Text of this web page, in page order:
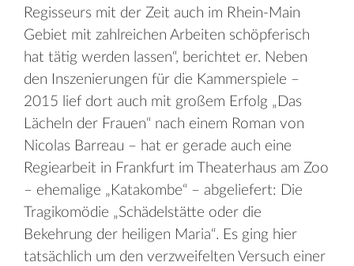
Regisseurs mit der Zeit auch im Rhein-Main
Gebiet mit zahlreichen Arbeiten schöpferisch
hat tätig werden lassen“, berichtet er. Neben
den Inszenierungen für die Kammerspiele –
2015 lief dort auch mit großem Erfolg „Das
Lächeln der Frauen“ nach einem Roman von
Nicolas Barreau – hat er gerade auch eine
Regiearbeit in Frankfurt im Theaterhaus am Zoo
– ehemalige „Katakombe“ – abgeliefert: Die
Tragikomödie „Schädelstätte oder die
Bekehrung der heiligen Maria“. Es ging hier
tatsächlich um den verzweifelten Versuch einer